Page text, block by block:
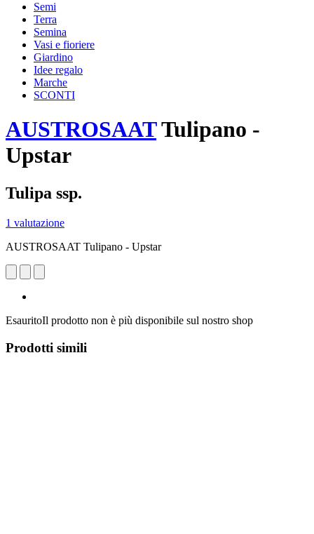
Semi
Terra
Semina
Vasi e fioriere
Giardino
Idee regalo
Marche
SCONTI
AUSTROSAATTulipano -
Upstar
Tulipa ssp.
1 valutazione
AUSTROSAAT Tulipano - Upstar
EsauritoIl prodotto non è più disponibile sul nostro shop
Prodotti simili